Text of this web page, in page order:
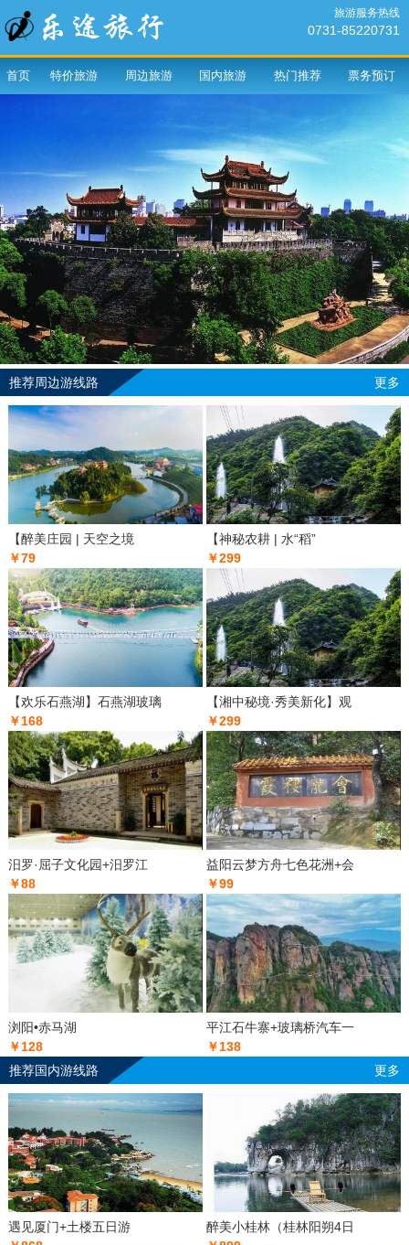
旅游服务热线
0731-85220731
首页 特价旅游 周边旅游 国内旅游 热门推荐 票务预订
推荐周边游线路 更多
【醉美庄园 | 天空之境
￥79
【神秘农耕 | 水“稻”
￥299
【欢乐石燕湖】石燕湖玻璃
￥168
【湘中秘境·秀美新化】观
￥299
汨罗·屈子文化园+汨罗江
￥88
益阳云梦方舟七色花洲+会
￥99
浏阳•赤马湖
￥128
平江石牛寨+玻璃桥汽车一
￥138
推荐国内游线路
更多
遇见厦门+土楼五日游
醉美小桂林（桂林阳朔4日